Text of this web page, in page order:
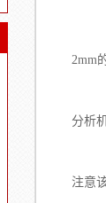
2mm
2、
分析
3、
注意